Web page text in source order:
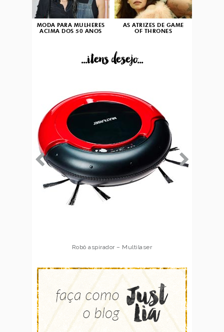
MODA PARA MULHERES
ACIMA DOS 50 ANOS
AS ATRIZES DE GAME
OF THRONES
...itens desejo...
Robô aspirador – Multilaser